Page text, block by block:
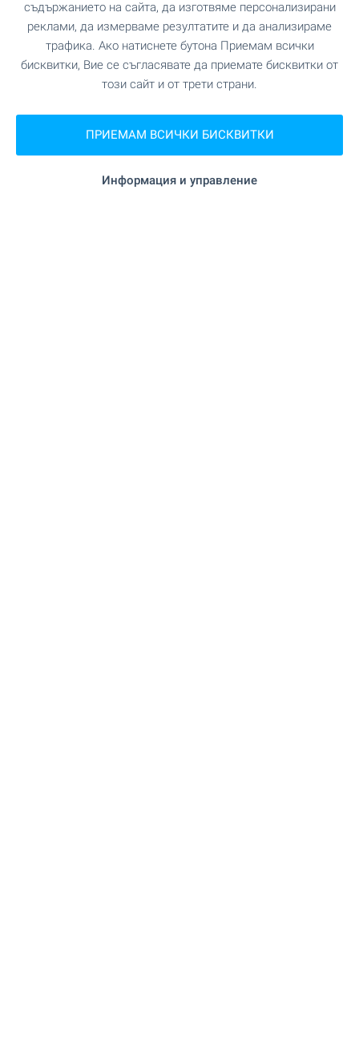
съдържанието на сайта, да изготвяме персонализирани
реклами, да измерваме резултатите и да анализираме
трафика. Ако натиснете бутона Приемам всички
бисквитки, Вие се съгласявате да приемате бисквитки от
този сайт и от трети страни.
ПРИЕМАМ ВСИЧКИ БИСКВИТКИ
Информация и управление